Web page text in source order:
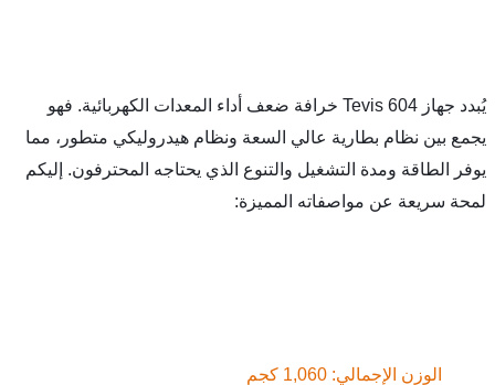
يُبدد جهاز Tevis 604 خرافة ضعف أداء المعدات الكهربائية. فهو
يجمع بين نظام بطارية عالي السعة ونظام هيدروليكي متطور، مما
يوفر الطاقة ومدة التشغيل والتنوع الذي يحتاجه المحترفون. إليكم
عن مواصفاته المميزة:
الإجمالي: 1,060 كجم